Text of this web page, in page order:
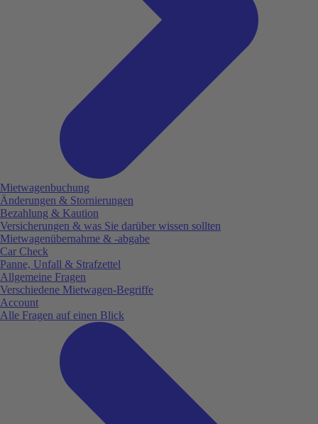
Mietwagenbuchung
Änderungen & Stornierungen
Bezahlung & Kaution
Versicherungen & was Sie darüber wissen sollten
Mietwagenübernahme & -abgabe
Car Check
Panne, Unfall & Strafzettel
Allgemeine Fragen
Verschiedene Mietwagen-Begriffe
Account
Alle Fragen auf einen Blick